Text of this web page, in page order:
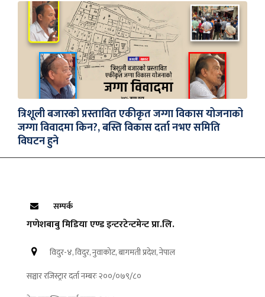
त्रिशूली बजारको प्रस्तावित एकीकृत जग्गा विकास योजनाको
जग्गा विवादमा किन?, बस्ति विकास दर्ता नभए समिति
विघटन हुने
सम्पर्क
गणेशबाबु मिडिया एण्ड इन्टरटेन्टमेन्ट प्रा.लि.
विदुर-४, विदुर, नुवाकोट, बागमती प्रदेश, नेपाल
सञ्चार रजिस्ट्रार दर्ता नम्बरः २००/०७९/८०